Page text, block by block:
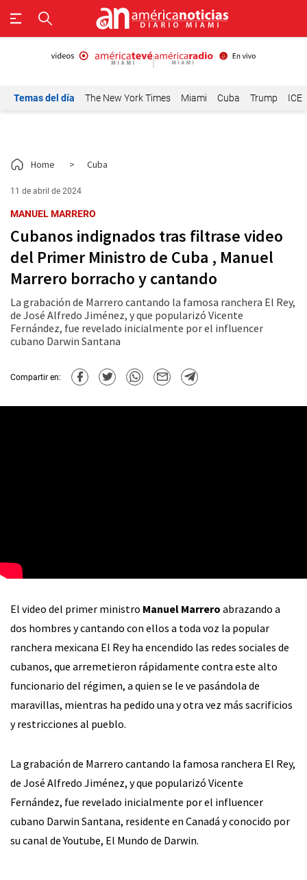
Temas del día The New York Times Miami Cuba Trump ICE
Home > Cuba
11 de abril de 2024
MANUEL MARRERO
Cubanos indignados tras filtrase video
del Primer Ministro de Cuba , Manuel
Marrero borracho y cantando
La grabación de Marrero cantando la famosa ranchera El Rey,
de José Alfredo Jiménez, y que popularizó Vicente
Fernández, fue revelado inicialmente por el influencer
cubano Darwin Santana
Compartir en:
El video del primer ministro Manuel Marrero abrazando a
dos hombres y cantando con ellos a toda voz la popular
ranchera mexicana El Rey ha encendido las redes sociales de
cubanos, que arremetieron rápidamente contra este alto
funcionario del régimen, a quien se le ve pasándola de
maravillas, mientras ha pedido una y otra vez más sacrificios
y restricciones al pueblo.
La grabación de Marrero cantando la famosa ranchera El Rey,
de José Alfredo Jiménez, y que popularizó Vicente
Fernández, fue revelado inicialmente por el influencer
cubano Darwin Santana, residente en Canadá y conocido por
su canal de Youtube, El Mundo de Darwin.